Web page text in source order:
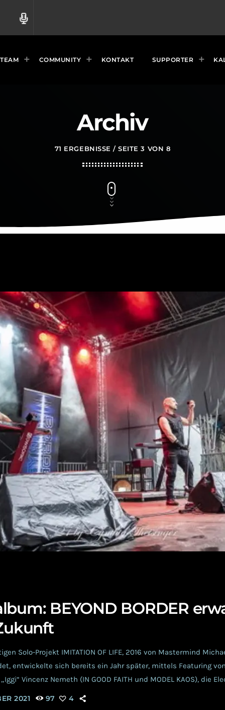
radio
TEAM COMMUNITY KONTAKT SUPPORTER
Archiv
71 ERGEBNISSE / SEITE 3 VON 8
BEYOND BORDER
Solo-Projekt IMITATION OF LIFE, 2016 von Mastermind
entwickelte sich bereits ein Jahr später, mittels Featuring
Vincenz Nemeth (IN GOOD FAITH und MODEL KAOS), die
BORDER. Die Hildesheim-Salzgitter-Symbiose
2021 97 4